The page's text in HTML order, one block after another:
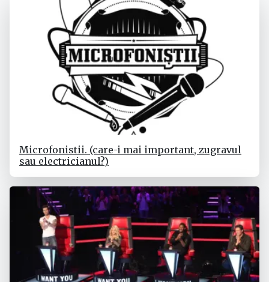
Microfonistii. (care-i mai important, zugravul
sau electricianul?)